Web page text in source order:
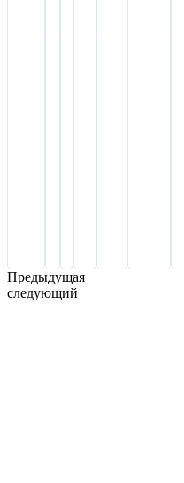
Предыдущая
следующий